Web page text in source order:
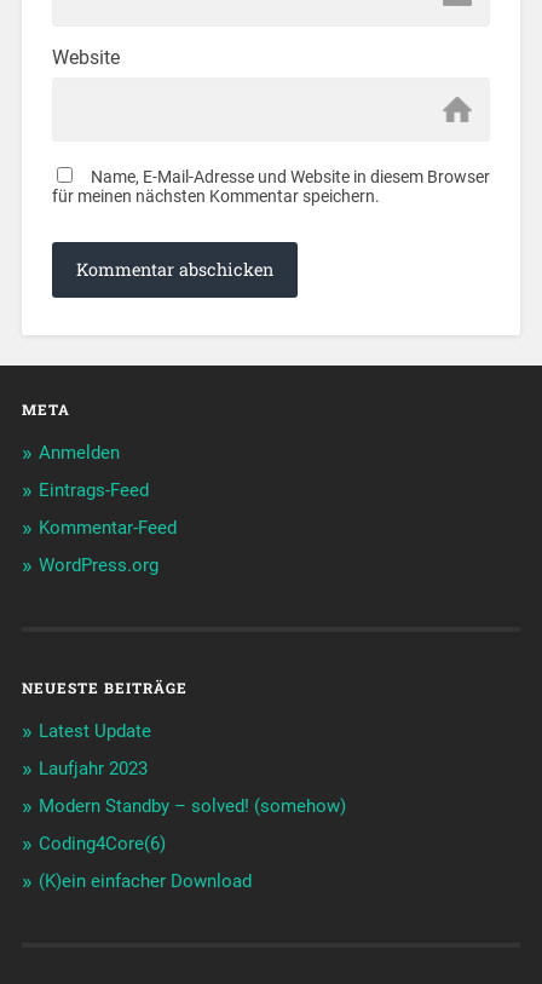
Website
Name, E-Mail-Adresse und Website in diesem Browser
für meinen nächsten Kommentar speichern.
META
Anmelden
Eintrags-Feed
Kommentar-Feed
WordPress.org
NEUESTE BEITRÄGE
Latest Update
Laufjahr 2023
Modern Standby – solved! (somehow)
Coding4Core(6)
(K)ein einfacher Download